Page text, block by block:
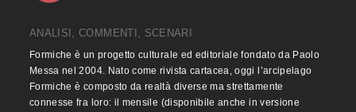
ANALISI, COMMENTI, SCENARI
Formiche è un progetto culturale ed editoriale fondato da Paolo
Messa nel 2004. Nato come rivista cartacea, oggi l’arcipelago
Formiche è composto da realtà diverse ma strettamente
connesse fra loro: il mensile (disponibile anche in versione